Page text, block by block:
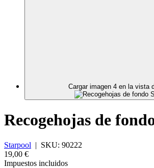
Cargar imagen 4 en la vista
Recogehojas de
Starpool | SKU: 90222
19,00 €
Impuestos incluidos